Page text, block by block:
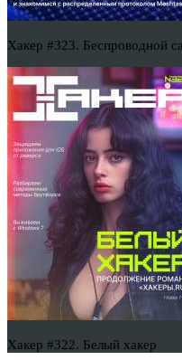
Хакер #323. Беспроводной
Хакер #322. Белый хакер